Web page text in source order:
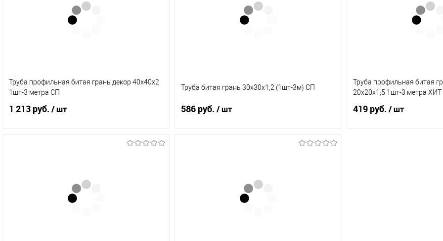
Труба профильная битая грань декор 40х40х2
1шт-3 метра СП
1 213 руб. / шт
Труба битая грань 30х30х1,2 (1шт-3м) СП
586 руб. / шт
Труба профильная битая
20х20х1,5 1шт-3 метра
419 руб. / шт